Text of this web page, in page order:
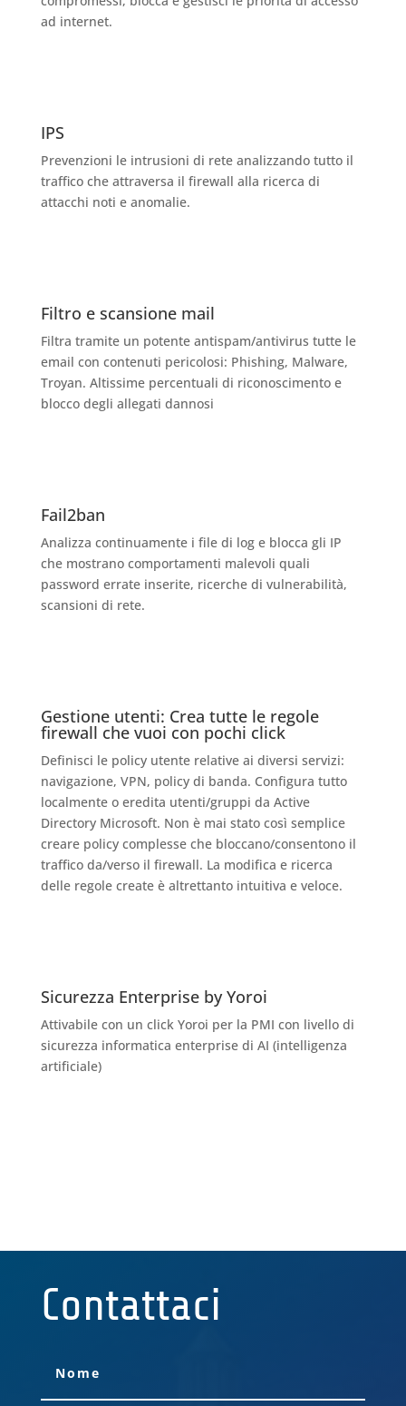
ad internet.
IPS
Prevenzioni le intrusioni di rete analizzando tutto il
traffico che attraversa il firewall alla ricerca di
attacchi noti e anomalie.
Filtro e scansione mail
Filtra tramite un potente antispam/antivirus tutte le
email con contenuti pericolosi: Phishing, Malware,
Troyan. Altissime percentuali di riconoscimento e
blocco degli allegati dannosi
Fail2ban
Analizza continuamente i file di log e blocca gli IP
che mostrano comportamenti malevoli quali
password errate inserite, ricerche di vulnerabilità,
scansioni di rete.
Gestione utenti: Crea tutte le regole
firewall che vuoi con pochi click
Definisci le policy utente relative ai diversi servizi:
navigazione, VPN, policy di banda. Configura tutto
localmente o eredita utenti/gruppi da Active
Directory Microsoft. Non è mai stato così semplice
creare policy complesse che bloccano/consentono il
traffico da/verso il firewall. La modifica e ricerca
delle regole create è altrettanto intuitiva e veloce.
Sicurezza Enterprise by Yoroi
Attivabile con un click Yoroi per la PMI con livello di
sicurezza informatica enterprise di AI (intelligenza
artificiale)
Contattaci